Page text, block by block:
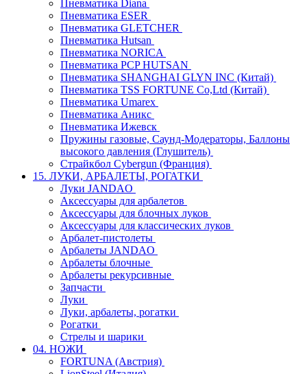
Пневматика Diana
Пневматика ESER
Пневматика GLETCHER
Пневматика Hutsan
Пневматика NORICA
Пневматика PCP HUTSAN
Пневматика SHANGHAI GLYN INC (Китай)
Пневматика TSS FORTUNE Co,Ltd (Китай)
Пневматика Umarex
Пневматика Аникс
Пневматика Ижевск
Пружины газовые, Саунд-Модераторы, Баллоны
высокого давления (Глушитель)
Страйкбол Cybergun (Франция)
15. ЛУКИ, АРБАЛЕТЫ, РОГАТКИ
Луки JANDAO
Аксессуары для арбалетов
Аксессуары для блочных луков
Аксессуары для классических луков
Арбалет-пистолеты
Арбалеты JANDAO
Арбалеты блочные
Арбалеты рекурсивные
Запчасти
Луки
Луки, арбалеты, рогатки
Рогатки
Стрелы и шарики
04. НОЖИ
FORTUNA (Австрия)